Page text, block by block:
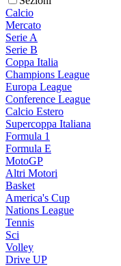
Calcio
Mercato
Serie A
Serie B
Coppa Italia
Champions League
Europa League
Conference League
Calcio Estero
Supercoppa Italiana
Formula 1
Formula E
MotoGP
Altri Motori
Basket
America's Cup
Nations League
Tennis
Sci
Volley
Drive UP